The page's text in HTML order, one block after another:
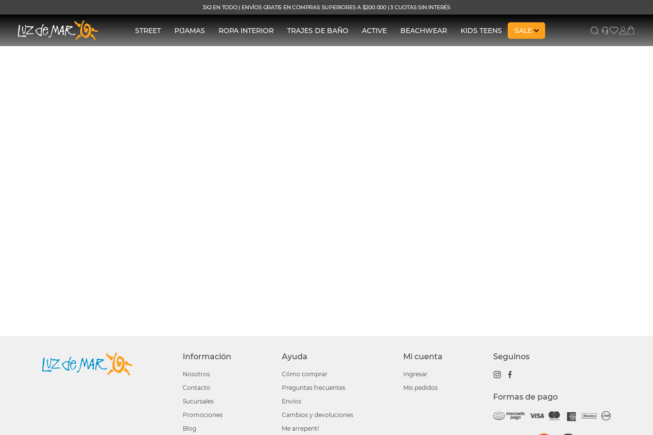
3X2 EN TODO | ENVÍOS GRATIS EN COMPRAS SUPERIORES A $200.000 | 3 CUOTAS SIN INTERÉS
STREET PIJAMAS ROPA INTERIOR TRAJES DE BAÑO ACTIVE BEACHWEAR KIDS TEENS SALE
Información
Nosotros
Contacto
Sucursales
Promociones
Blog
Ayuda
Cómo comprar
Preguntas frecuentes
Envíos
Cambios y devoluciones
Me arrepentí
Mi cuenta
Ingresar
Mis pedidos
Seguinos
Formas de pago